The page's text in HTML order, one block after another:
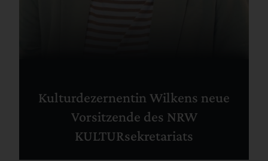
Kulturdezernentin Wilkens neue
Vorsitzende des NRW
KULTURsekretariats